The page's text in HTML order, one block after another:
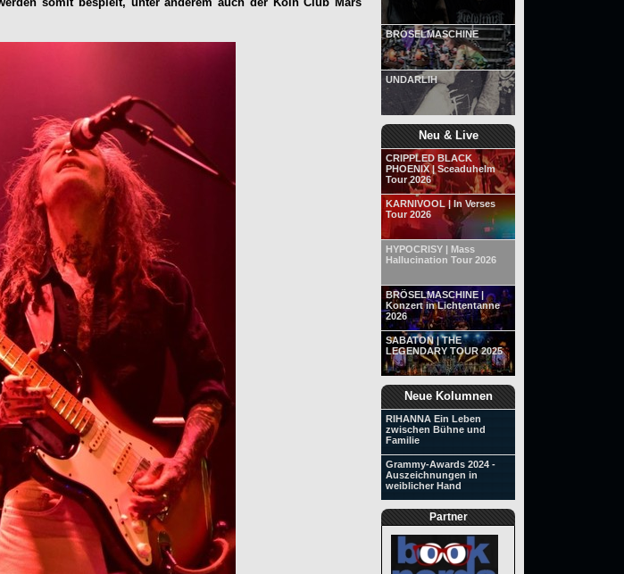
BRÖSELMASCHINE
UNDARLIH
Neu & Live
CRIPPLED BLACK
PHOENIX | Sceaduhelm
Tour 2026
KARNIVOOL | In Verses
Tour 2026
HYPOCRISY | Mass
Hallucination Tour 2026
BRÖSELMASCHINE |
Konzert in Lichtentanne
2026
SABATON | THE
LEGENDARY TOUR 2025
Neue Kolumnen
RIHANNA Ein Leben
zwischen Bühne und
Familie
Grammy-Awards 2024 -
Auszeichnungen in
weiblicher Hand
Partner